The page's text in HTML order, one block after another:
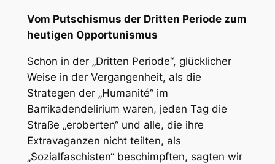
Vom Putschismus der Dritten Periode zum
heutigen Opportunismus
Schon in der „Dritten Periode“, glücklicher
Weise in der Vergangenheit, als die
Strategen der „Humanité“ im
Barrikadendelirium waren, jeden Tag die
Straße „eroberten“ und alle, die ihre
Extravaganzen nicht teilten, als
„Sozialfaschisten“ beschimpften, sagten wir